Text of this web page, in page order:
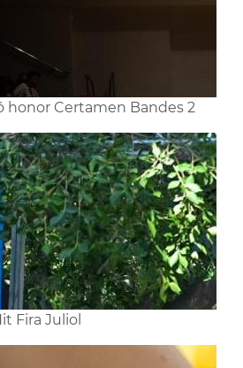
honor Certamen Bandes 2
Fira Juliol